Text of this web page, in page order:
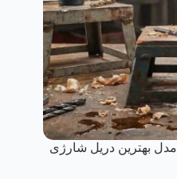
راهنمای خرید تخصصی و معرفی ۷ مدل بهترین دریل شارژی